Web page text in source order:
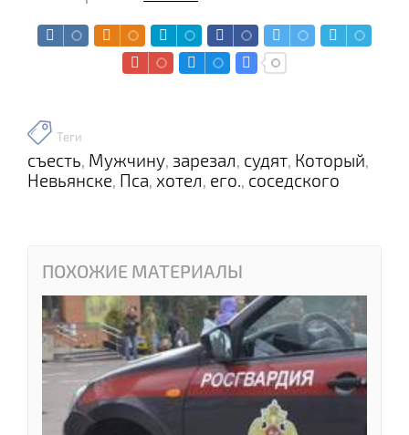
Теги
съесть, Мужчину, зарезал, судят, Который,
Невьянске, Пса, хотел, его., соседского
ПОХОЖИЕ МАТЕРИАЛЫ